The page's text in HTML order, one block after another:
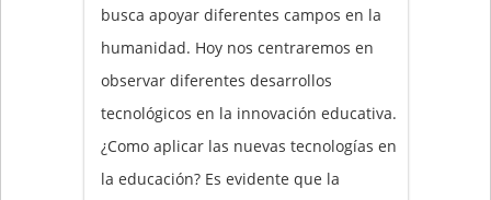
busca apoyar diferentes campos en la
humanidad. Hoy nos centraremos en
observar diferentes desarrollos
tecnológicos en la innovación educativa.
¿Como aplicar las nuevas tecnologías en
la educación? Es evidente que la